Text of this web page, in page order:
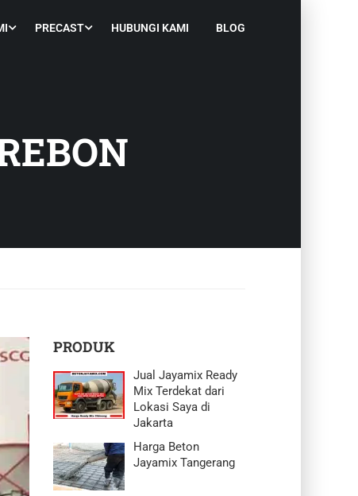
PRECAST HUBUNGI KAMI BLOG
PRODUK
Jual Jayamix Ready
Mix Terdekat dari
Lokasi Saya di
Jakarta
Harga Beton
Jayamix Tangerang